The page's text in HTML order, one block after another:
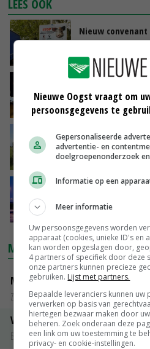
LEES OOK
Nieuw
sector gaat
27-04-2024
vogelgriep
15-06-2023
Belgisch
botulisme onder
12-01-2023
Minister houdt
09-11-2022
MARKTPRIJZEN
Magere melkpoeder
Zuivel NL
Vleeskuikens 2001-2600 gr
Barneveld
Nieuwe Oogst vraagt om
persoonsgegevens te
Gepersonaliseerde
advertentie- en
doelgroepenonderzoek
Informatie op een
Meer informatie
Uw persoonsgegevens worden
apparaat (cookies, unieke ID's en
kan worden opgeslagen door,
4 partners of specifiek door deze
onze partners kunnen precieze
gebruiken. Lijst met partners.
Bepaalde leveranciers kunnen uw
verwerken op basis van
hiertegen bezwaar maken door
beheren. Zoek onderaan deze
een link om uw toestemming te
privacy- en cookie-instellingen.